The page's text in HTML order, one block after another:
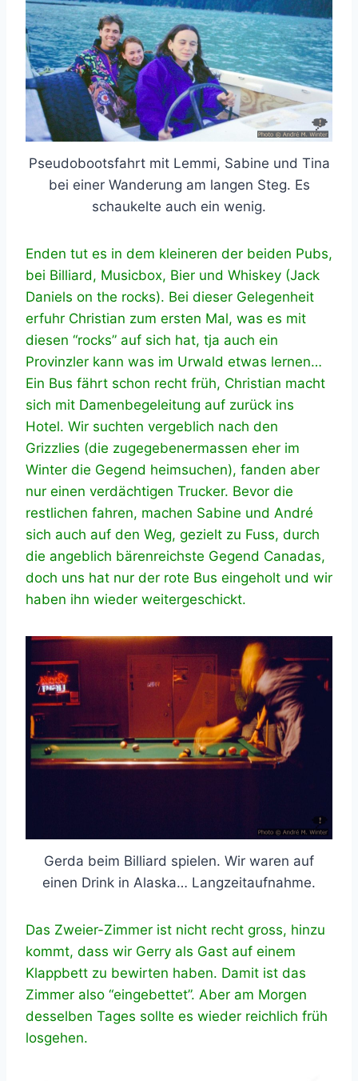
Pseudobootsfahrt mit Lemmi, Sabine und Tina
bei einer Wanderung am langen Steg. Es
schaukelte auch ein wenig.
Enden tut es in dem kleineren der beiden Pubs,
bei Billiard, Musicbox, Bier und Whiskey (Jack
Daniels on the rocks). Bei dieser Gelegenheit
erfuhr Christian zum ersten Mal, was es mit
diesen “rocks” auf sich hat, tja auch ein
Provinzler kann was im Urwald etwas lernen…
Ein Bus fährt schon recht früh, Christian macht
sich mit Damenbegeleitung auf zurück ins
Hotel. Wir suchten vergeblich nach den
Grizzlies (die zugegebenermassen eher im
Winter die Gegend heimsuchen), fanden aber
nur einen verdächtigen Trucker. Bevor die
restlichen fahren, machen Sabine und André
sich auch auf den Weg, gezielt zu Fuss, durch
die angeblich bärenreichste Gegend Canadas,
doch uns hat nur der rote Bus eingeholt und wir
haben ihn wieder weitergeschickt.
Gerda beim Billiard spielen. Wir waren auf
einen Drink in Alaska… Langzeitaufnahme.
Das Zweier-Zimmer ist nicht recht gross, hinzu
kommt, dass wir Gerry als Gast auf einem
Klappbett zu bewirten haben. Damit ist das
Zimmer also “eingebettet”. Aber am Morgen
desselben Tages sollte es wieder reichlich früh
losgehen.